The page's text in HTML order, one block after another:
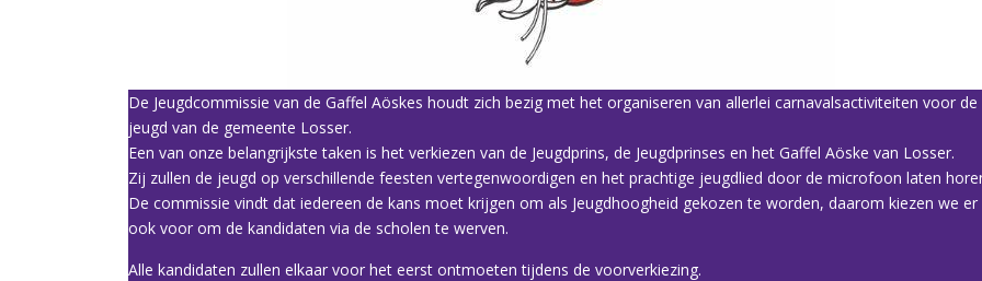
De Jeugdcommissie van de Gaffel Aöskes houdt zich bezig met het organiseren van allerlei carnavalsactiviteiten voor de
jeugd van de gemeente Losser.
Een van onze belangrijkste taken is het verkiezen van de Jeugdprins, de Jeugdprinses en het Gaffel Aöske van Losser.
Zij zullen de jeugd op verschillende feesten vertegenwoordigen en het prachtige jeugdlied door de microfoon laten
De commissie vindt dat iedereen de kans moet krijgen om als Jeugdhoogheid gekozen te worden, daarom kiezen we er
ook voor om de kandidaten via de scholen te werven.
Alle kandidaten zullen elkaar voor het eerst ontmoeten tijdens de voorverkiezing.